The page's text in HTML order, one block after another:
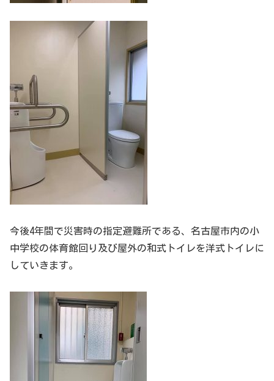
今後4年間で災害時の指定避難所である、名古屋市内の小
中学校の体育館回り及び屋外の和式トイレを洋式トイレに
していきます。